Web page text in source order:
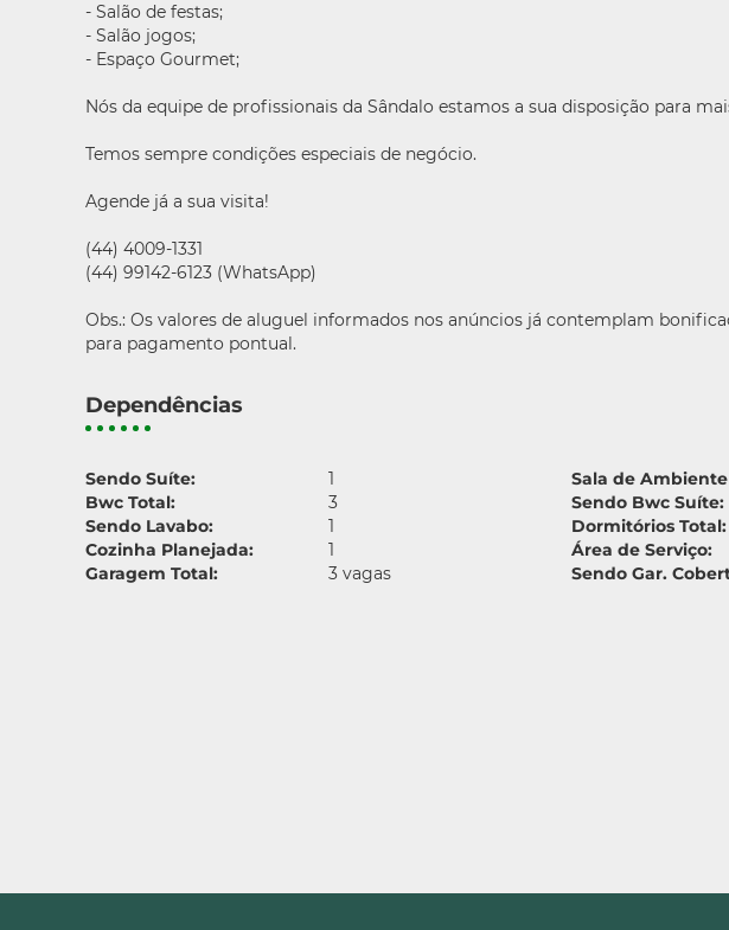
- Salão de festas;
- Salão jogos;
- Espaço Gourmet;
Nós da equipe de profissionais da Sândalo estamos a sua disposição para
Temos sempre condições especiais de negócio.
Agende já a sua visita!
(44) 4009-1331
(44) 99142-6123 (WhatsApp)
Obs.: Os valores de aluguel informados nos anúncios já contemplam
para pagamento pontual.
Dependências
Sendo Suíte: 1 Sala de Ambiente
Bwc Total:
3 Sendo Bwc Suíte:
Sendo Lavabo:
1 Dormitórios Total:
Cozinha Planejada:
1 Área de Serviço:
Garagem Total:
3 vagas Sendo Gar.